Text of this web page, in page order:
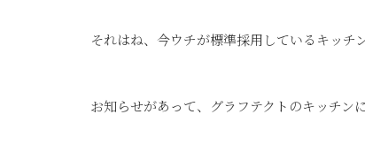
それはね、今ウチが標準採用しているキッチ
お知らせがあって、グラフテクトのキッチン